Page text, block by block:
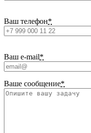
Ваш телефон*
Ваш e-mail*
Ваше сообщение*